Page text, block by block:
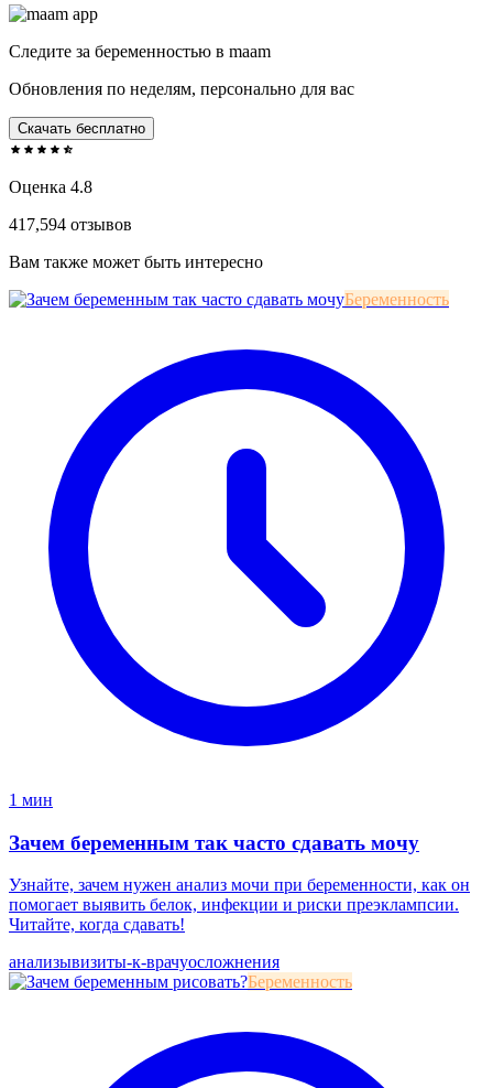
Следите за беременностью в maam
Обновления по неделям, персонально для вас
Скачать бесплатно
Оценка 4.8
417,594 отзывов
Вам также может быть интересно
Беременность
1 мин
Зачем беременным так часто сдавать мочу
Узнайте, зачем нужен анализ мочи при беременности, как он
помогает выявить белок, инфекции и риски преэклампсии.
Читайте, когда сдавать!
анализывизиты-к-врачуосложнения
Беременность